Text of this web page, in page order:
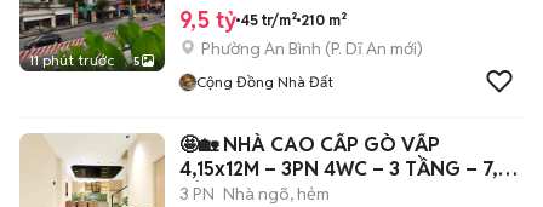
11 phút trước 5
9,5 tỷ 45 tr/m² 210 m²
Phường An Bình (P. Dĩ An mới)
Cộng Đồng Nhà Đất
🤩🏡 NHÀ CAO CẤP GÒ VẤP
4,15x12M – 3PN 4WC – 3 TẦNG – 7,6
TỶ
3 PN Nhà ngõ, hẻm